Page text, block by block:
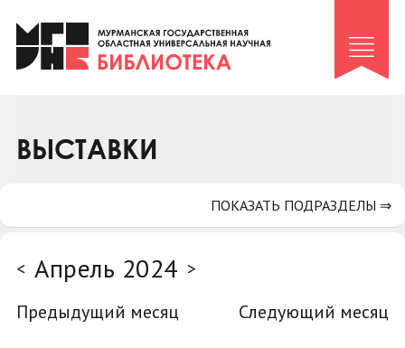
Клуб «Гиря и сельдерей»
Клуб «Семейный архив»
Коллегам
ВЫСТАВКИ
< Апрель 2024 >
Предыдущий месяц
Следующий месяц
ПОКАЗАТЬ ПОДРАЗДЕЛЫ ⇒